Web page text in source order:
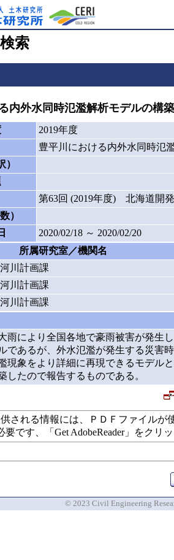
索
内外水同時氾濫解析モデルの構
2019年度
豊平川における内外水同時氾
第63回 (2019年度) 北海道開
）
2020/02/18 ～ 2020/02/20
所属研究室／機関名
川計画課
川計画課
川計画課
雨により全国各地で豪雨被害が発生
であるが、外水氾濫が発生する災
現象をより詳細に再現できるモデル
したので報告するものである。
される情報には、ＰＤＦファイル
要です、「Get AdobeReader」をク
© 2023 Civil Engineering